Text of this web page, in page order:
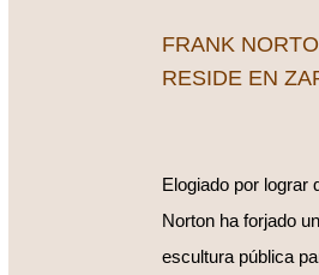
FRANK
RESIDE EN
Elogiado por lograr
Norton ha forjado
escultura pública